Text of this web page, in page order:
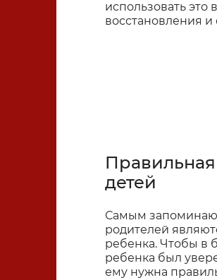
использовать это
восстановления и
детей
Самым
родителей
ребенка. Чтобы в
ребенка был
ему нужна
Средства
Для
Для здоровья